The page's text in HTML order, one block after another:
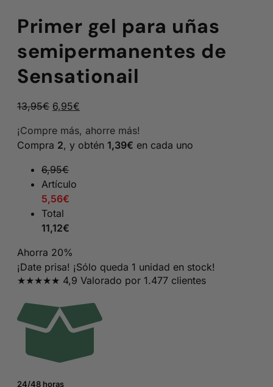
Primer gel para uñas
semipermanentes de
Sensationail
13,95€ El
original
era:
13,95€.
6,95€
actual
es:
¡Compre más, ahorre más!
Compra 2, y obtén 1,39€ en cada uno
6,95€
Artículo
5,56€
Total
11,12€
Ahorra 20%
¡Date prisa! ¡Sólo queda 1 unidad en stock!
★★★★★ 4,9 Valorado por 1.477 clientes
24/48 horas